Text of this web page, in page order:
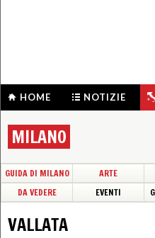
HOME NOTIZIE
MILANO
GUIDA DI MILANO ARTE
DA VEDERE
EVENTI
VALLATA